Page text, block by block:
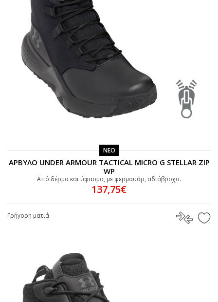
ΝΕΟ
ΑΡΒΥΛΟ UNDER ARMOUR TACTICAL MICRO G STELLAR ZIP
WP
Από δέρμα και ύφασμα, με φερμουάρ, αδιάβροχο.
137,75€
Γρήγορη ματιά